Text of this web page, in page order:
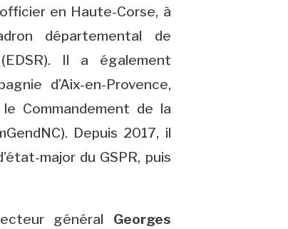
en Haute-Corse, à
départemental de
Il a également
d’Aix-en-Provence,
Commandement de la
Depuis 2017, il
major du GSPR, puis
général Georges